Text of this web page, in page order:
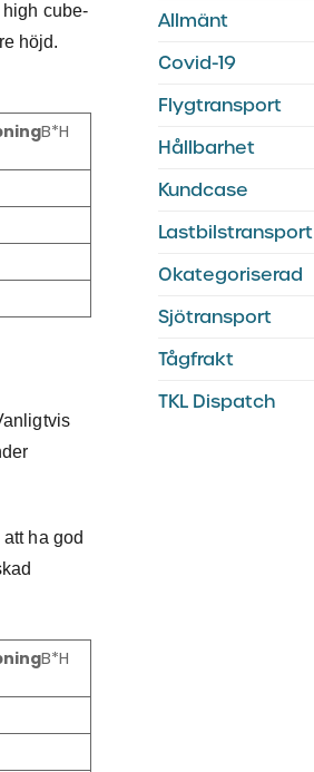
cube-
höjd.
B*H
ha god
B*H
Allmänt
Covid-19
Flygtransport
Hållbarhet
Kundcase
Lastbilstransport
Okategoriserad
Sjötransport
Tågfrakt
TKL Dispatch